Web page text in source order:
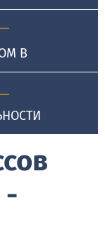
В
-